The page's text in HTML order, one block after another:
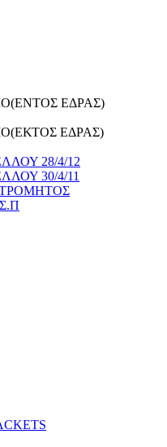
ΕΔΡΑΣ)
ΕΔΡΑΣ)
28/4/12
30/4/11